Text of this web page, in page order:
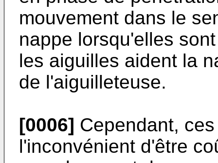
mouvement dans le
nappe lorsqu'elles
les aiguilles aident la
de l'aiguilleteuse.
[0006] Cependant,
l'inconvénient d'être